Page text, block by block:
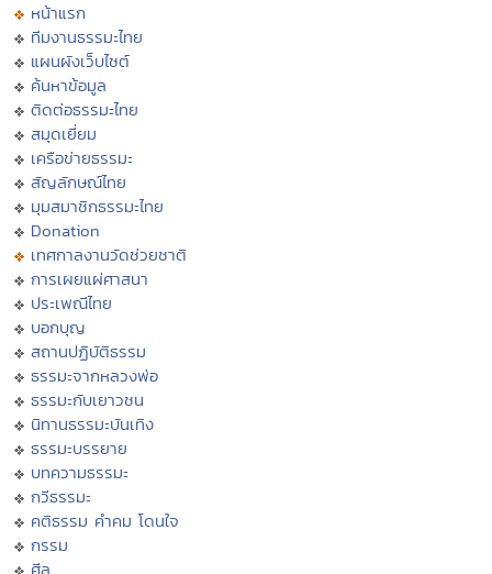
หน้าแรก
ทีมงานธรรมะไทย
แผนผังเว็บไซต์
ค้นหาข้อมูล
ติดต่อธรรมะไทย
สมุดเยี่ยม
เครือข่ายธรรมะ
สัญลักษณ์ไทย
มุมสมาชิกธรรมะไทย
Donation
เทศกาลงานวัดช่วยชาติ
การเผยแผ่ศาสนา
ประเพณีไทย
บอกบุญ
สถานปฏิบัติธรรม
ธรรมะจากหลวงพ่อ
ธรรมะกับเยาวชน
นิทานธรรมะบันเทิง
ธรรมะบรรยาย
บทความธรรมะ
กวีธรรมะ
คติธรรม คำคม โดนใจ
กรรม
ศีล